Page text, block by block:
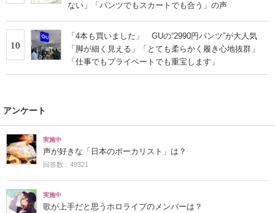
ない」「パンツでもスカートでも合う」の声
10
「4本も買いました」 GUの“2990円パンツ”が大人気
「脚が細く見える」「とても柔らかく履き心地抜群」
「仕事でもプライベートでも重宝します」
アンケート
実施中
声が好きな「日本のボーカリスト」は？
回答数：49321
実施中
歌が上手だと思うホロライブのメンバーは？